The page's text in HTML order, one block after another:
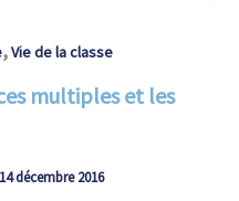
,Vie de la classe
multiples et les
14 décembre 2016